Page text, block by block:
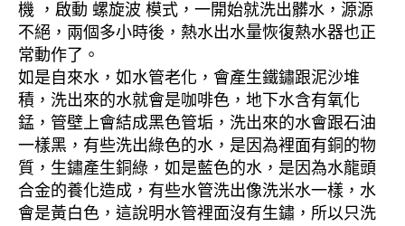
機 ，啟動 螺旋波 模式，一開始就洗出髒水，源源
不絕，兩個多小時後，熱水出水量恢復熱水器也正
常動作了。
如是自來水，如水管老化，會產生鐵鏽跟泥沙堆
積，洗出來的水就會是咖啡色，地下水含有氧化
錳，管壁上會結成黑色管垢，洗出來的水會跟石油
一樣黑，有些洗出綠色的水，是因為裡面有銅的物
質，生鏽產生銅綠，如是藍色的水，是因為水龍頭
合金的養化造成，有些水管洗出像洗米水一樣，水
會是黃白色，這說明水管裡面沒有生鏽，所以只洗